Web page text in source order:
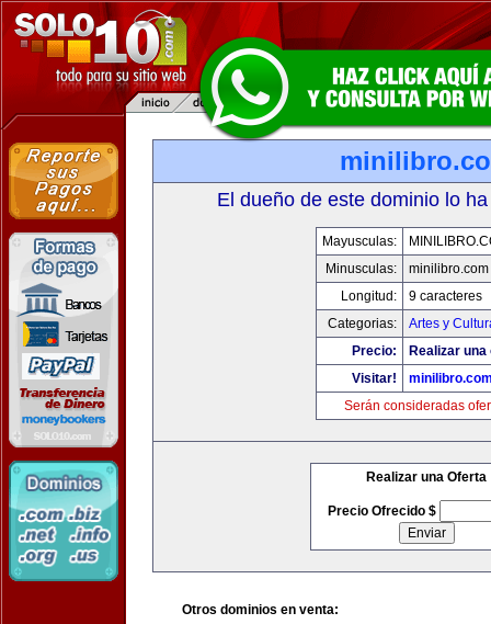
El dueño de este dominio lo
Mayusculas:
Minusculas:
minilibro.com
Longitud:
9 caracteres
Categorias:
Artes y
Precio:
Realizar
Visitar!
Serán consideradas
Realizar una Oferta
Precio Ofrecido $
Otros dominios en venta: